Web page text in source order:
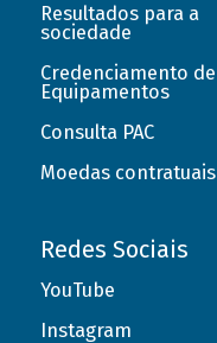
Resultados para a
sociedade
Credenciamento de
Equipamentos
Consulta PAC
Moedas contratuais
Redes Sociais
YouTube
Instagram